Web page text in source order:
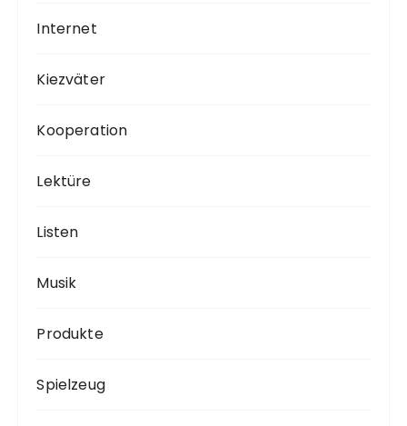
Internet
Kiezväter
Kooperation
Lektüre
Listen
Musik
Produkte
Spielzeug